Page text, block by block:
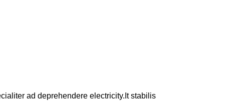
ad deprehendere electricity.It stabilis